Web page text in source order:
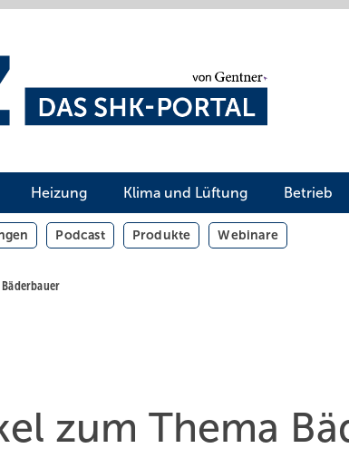
Heizung Klima und Lüftung Betrieb
Podcast Produkte Webinare
zum Thema